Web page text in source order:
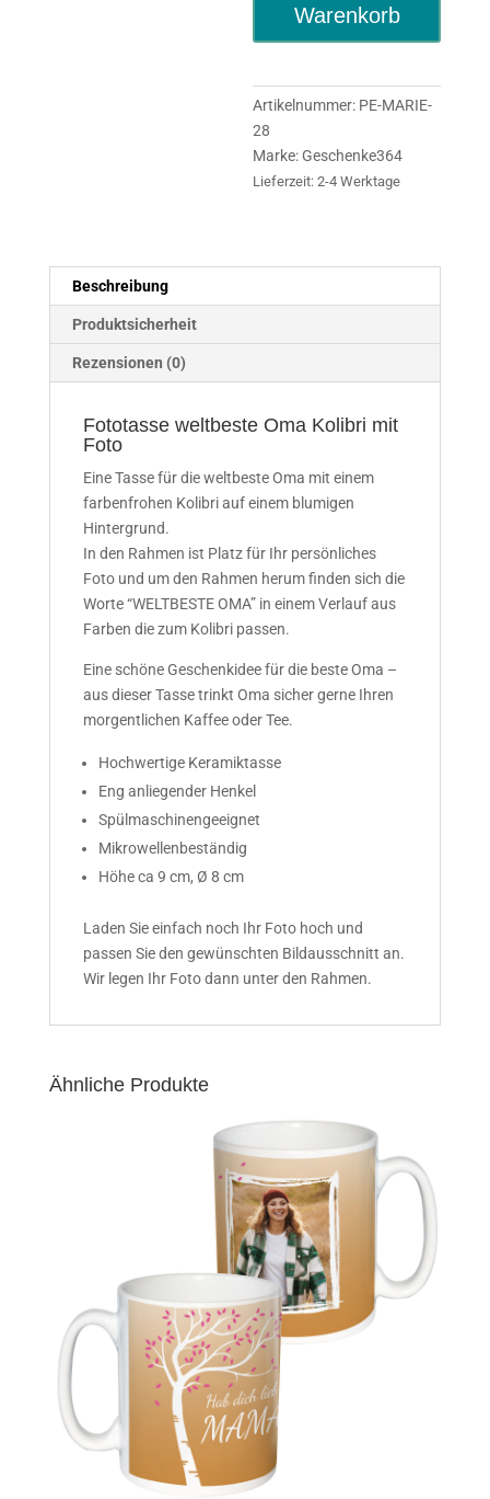
Warenkorb
Artikelnummer: PE-MARIE-
28
Marke:Geschenke364
Lieferzeit:2-4 Werktage
Beschreibung
Produktsicherheit
Rezensionen (0)
Fototasse weltbeste Oma Kolibri mit
Foto
Eine Tasse für die weltbeste Oma mit einem
farbenfrohen Kolibri auf einem blumigen
Hintergrund.
In den Rahmen ist Platz für Ihr persönliches
Foto und um den Rahmen herum finden sich die
Worte “WELTBESTE OMA” in einem Verlauf aus
Farben die zum Kolibri passen.
Eine schöne Geschenkidee für die beste Oma –
aus dieser Tasse trinkt Oma sicher gerne Ihren
morgentlichen Kaffee oder Tee.
Hochwertige Keramiktasse
Eng anliegender Henkel
Spülmaschinengeeignet
Mikrowellenbeständig
Höhe ca 9 cm, Ø 8 cm
Laden Sie einfach noch Ihr Foto hoch und
passen Sie den gewünschten Bildausschnitt an.
Wir legen Ihr Foto dann unter den Rahmen.
Ähnliche Produkte